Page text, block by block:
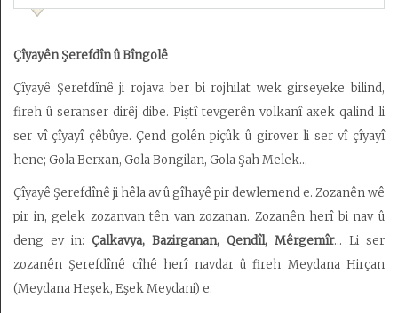
Dîrok
Çand
û
Huner
Wêje
Kurdolojî
Vîdeo
Erdnîgarî
Çîyayên Şerefdîn û Bîngolê
Çîyayê Şerefdînê ji rojava ber bi rojhilat wek girseyeke bilind,
fireh û seranser dirêj dibe. Piştî tevgerên volkanî axek qalind li
ser vî çîyayî çêbûye. Çend golên piçûk û girover li ser vî çîyayî
hene; Gola Berxan, Gola Bongilan, Gola Şah Melek…
Çîyayê Şerefdînê ji hêla av û gîhayê pir dewlemend e. Zozanên wê
pir in, gelek zozanvan tên van zozanan. Zozanên herî bi nav û
deng ev in: Çalkavya, Bazirganan, Qendîl, Mêrgemîr… Li ser
zozanên Şerefdînê cîhê herî navdar û fireh Meydana Hirçan
(Meydana Heşek, Eşek Meydani) e.